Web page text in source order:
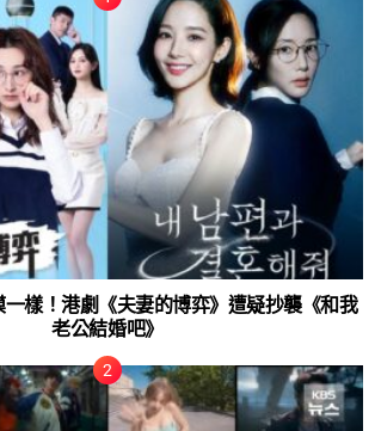
樣！港劇《夫妻的博弈》遭疑抄襲《和我
老公結婚吧》